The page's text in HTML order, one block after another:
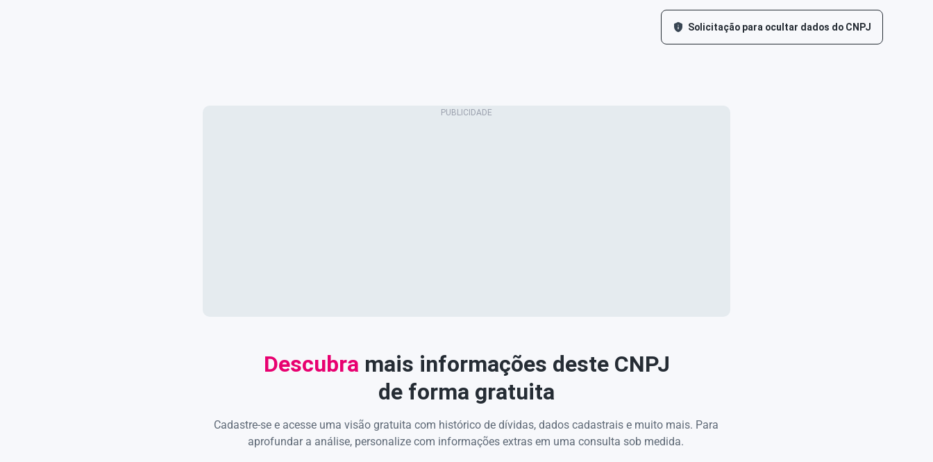
Solicitação para ocultar dados do CNPJ
Descubra mais informações deste CNPJ
de forma gratuita
Cadastre-se e acesse uma visão gratuita com histórico de dívidas, dados cadastrais e muito mais. Para
aprofundar a análise, personalize com informações extras em uma consulta sob medida.